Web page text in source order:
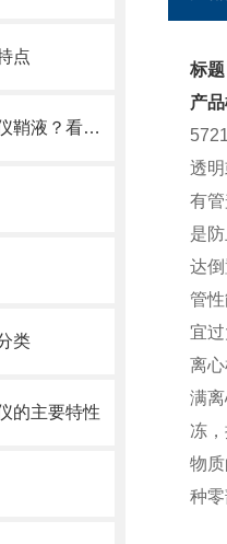
点
还不了解贝克曼流式细胞仪鞘液？看这里就对了！
类
的主要特性
标
产
透
有
是
达
管
宜
离
满
冻
物
种